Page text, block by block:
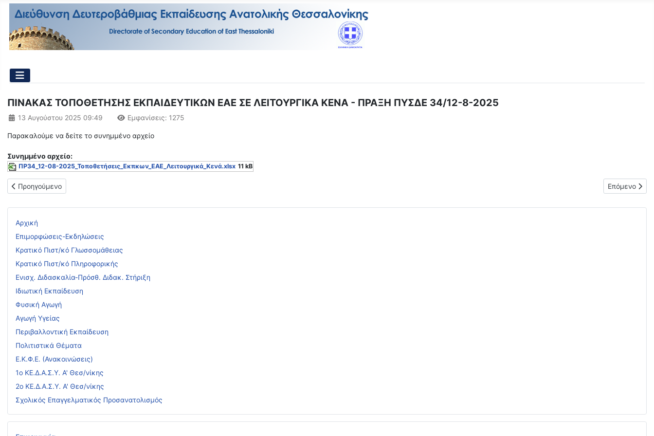
Αρχική
Επιμορφώσεις-Εκδηλώσεις
Κρατικό Πιστ/κό Γλωσσομάθειας
Κρατικό Πιστ/κό Πληροφορικής
Ενισχ. Διδασκαλία-Πρόσθ. Διδακ. Στήριξη
Ιδιωτική Εκπαίδευση
Φυσική Αγωγή
Αγωγή Υγείας
Περιβαλλοντική Εκπαίδευση
Πολιτιστικά Θέματα
Ε.Κ.Φ.Ε. (Ανακοινώσεις)
1ο ΚΕ.Δ.Α.Σ.Υ. Α' Θεσ/νίκης
2ο ΚΕ.Δ.Α.Σ.Υ. Α' Θεσ/νίκης
Σχολικός Επαγγελματικός Προσανατολισμός
ΠΙΝΑΚΑΣ ΤΟΠΟΘΕΤΗΣΗΣ ΕΚΠΑΙΔΕΥΤΙΚΩΝ ΕΑΕ ΣΕ ΛΕΙΤΟΥΡΓΙΚΑ ΚΕΝΑ - ΠΡΑΞΗ ΠΥΣΔΕ 34/12-8-2025
Λεπτομέρειες
13 Αυγούστου 2025 09:49 Εμφανίσεις: 1275
Παρακαλούμε να δείτε το συνημμένο αρχείο
Συνημμένo αρχείο:
ΠΡ34_12-08-2025_Τοποθετήσεις_Εκπκων_ΕΑΕ_Λειτουργικά_Κενά.xlsx 11 kB
Προηγούμενο άρθρο: ΤΡΟΠΟΠΟΙΗΣΗ ΤΟΠΟΘΕΤΗΣΗΣ ΕΚΠΑΙΔΕΥΤΙΚΩΝ ΓΕΝΙΚΗΣ ΕΠΑΓΓΕΛΜΑΤΙΚΗΣ ΕΚΠΑΙΔΕΥΣΗΣ ΓΙΑ ΣΥΜΠΛΗΡΩΣΗ ΩΡΑΡΙΟΥ ΣΤΟ ΠΡΟΤΥΠΟ ΕΚΚΛΗΣΙΑΣΤΙΚΟ ΓΥΜΝΑΣΙΟ-ΛΥΚΕΙΟ -
Προηγούμενο Επόμενο
Επόμενο